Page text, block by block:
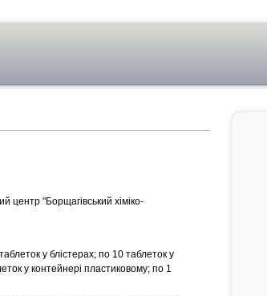
центр "Борщагівський хіміко-
у блістерах; по 10 таблеток у
у контейнері пластиковому; по 1